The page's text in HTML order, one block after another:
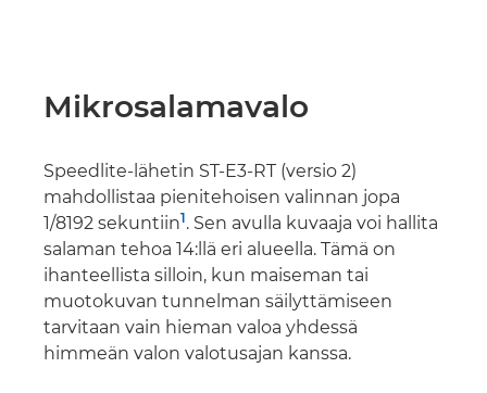
Mikrosalamavalo
Speedlite-lähetin ST-E3-RT (versio 2)
mahdollistaa pienitehoisen valinnan jopa
1/8192 sekuntiin1. Sen avulla kuvaaja voi hallita
salaman tehoa 14:llä eri alueella. Tämä on
ihanteellista silloin, kun maiseman tai
muotokuvan tunnelman säilyttämiseen
tarvitaan vain hieman valoa yhdessä
himmeän valon valotusajan kanssa.